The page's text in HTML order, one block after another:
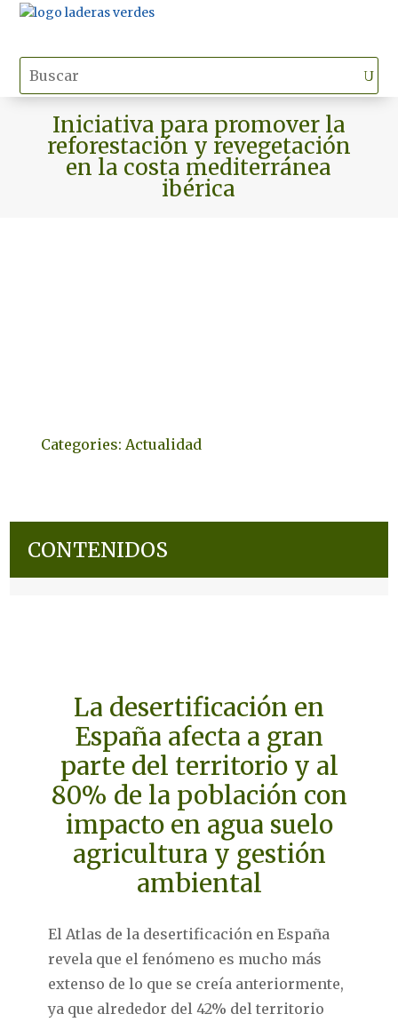
Iniciativa para promover la
reforestación y revegetación
en la costa mediterránea
ibérica
Categories:Actualidad
CONTENIDOS
La desertificación en
España afecta a gran
parte del territorio y al
80% de la población con
impacto en agua suelo
agricultura y gestión
ambiental
El Atlas de la desertificación en España
revela que el fenómeno es mucho más
extenso de lo que se creía anteriormente,
ya que alrededor del 42% del territorio